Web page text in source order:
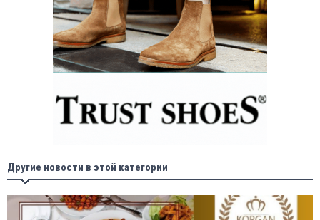
Другие новости в этой категории